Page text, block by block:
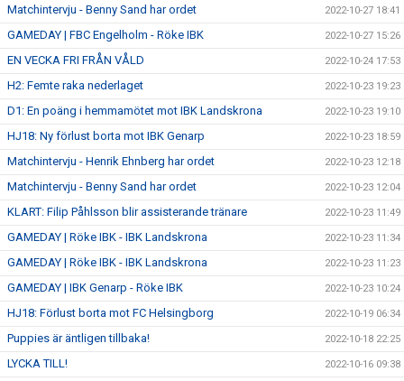
Matchintervju - Benny Sand har ordet 2022-10-27 18:41
GAMEDAY | FBC Engelholm - Röke IBK 2022-10-27 15:26
EN VECKA FRI FRÅN VÅLD 2022-10-24 17:53
H2: Femte raka nederlaget 2022-10-23 19:23
D1: En poäng i hemmamötet mot IBK Landskrona 2022-10-23 19:10
HJ18: Ny förlust borta mot IBK Genarp 2022-10-23 18:59
Matchintervju - Henrik Ehnberg har ordet 2022-10-23 12:18
Matchintervju - Benny Sand har ordet 2022-10-23 12:04
KLART: Filip Påhlsson blir assisterande tränare 2022-10-23 11:49
GAMEDAY | Röke IBK - IBK Landskrona 2022-10-23 11:34
GAMEDAY | Röke IBK - IBK Landskrona 2022-10-23 11:23
GAMEDAY | IBK Genarp - Röke IBK 2022-10-23 10:24
HJ18: Förlust borta mot FC Helsingborg 2022-10-19 06:34
Puppies är äntligen tillbaka! 2022-10-18 22:25
LYCKA TILL! 2022-10-16 09:38